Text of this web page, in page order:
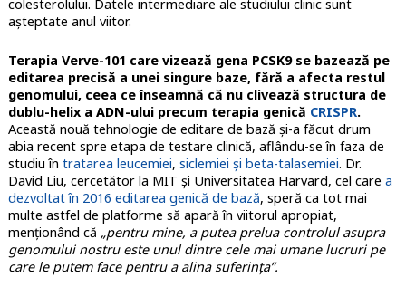
colesterolului. Datele intermediare ale studiului clinic sunt
așteptate anul viitor.
Terapia Verve-101 care vizează gena PCSK9 se bazează pe
editarea precisă a unei singure baze, fără a afecta restul
genomului, ceea ce înseamnă că nu clivează structura de
dublu-helix a ADN-ului precum terapia genică CRISPR.
Această nouă tehnologie de editare de bază și-a făcut drum
abia recent spre etapa de testare clinică, aflându-se în faza de
studiu în tratarea leucemiei, siclemiei și beta-talasemiei. Dr.
David Liu, cercetător la MIT și Universitatea Harvard, cel care a
dezvoltat în 2016 editarea genică de bază, speră ca tot mai
multe astfel de platforme să apară în viitorul apropiat,
menționând că „pentru mine, a putea prelua controlul asupra
genomului nostru este unul dintre cele mai umane lucruri pe
care le putem face pentru a alina suferința”.